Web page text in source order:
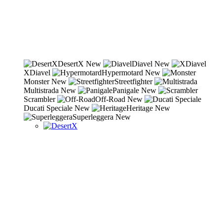
DesertX New Diavel New
XDiavel
Hypermotard New
MonsterNew
Streetfighter
Multistrada New Panigale New
Scrambler
Off-Road New
Ducati Speciale New Heritage New
Superleggera New